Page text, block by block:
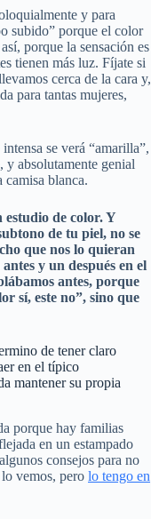
y para
subido” porque el color
porque la sensación es
tienen más luz. Fíjate si
cerca de la cara y,
para tantas mujeres,
se verá “amarilla”,
y absolutamente genial
blanca.
estudio de color. Y
de tu piel, no se
que nos lo quieran
y un después en el
antes, porque
sí, este no”, sino que
de tener claro
en el típico
mantener su propia
porque hay familias
en un estampado
consejos para no
vemos, pero lo tengo en